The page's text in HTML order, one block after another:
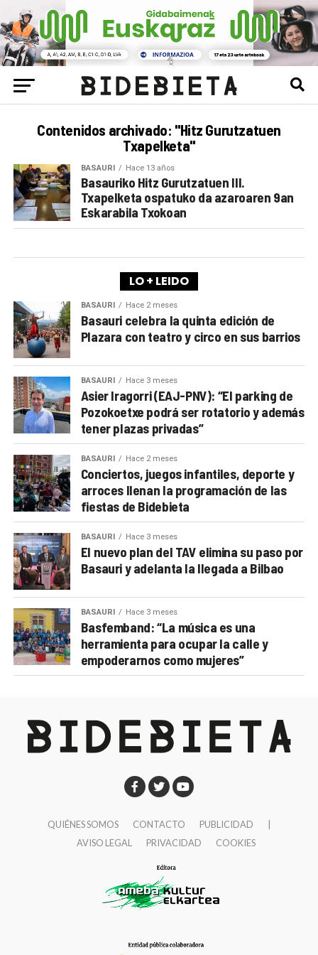
Contenidos archivado: "Hitz Gurutzatuen
Txapelketa"
BASAURI Hace 13 años
Basauriko Hitz Gurutzatuen III.
Txapelketa ospatuko da azaroaren 9an
Eskarabila Txokoan
LO + LEIDO
BASAURI Hace 2 meses
Basauri celebra la quinta edición de
Plazara con teatro y circo en sus barrios
BASAURI Hace 3 meses
Asier Iragorri (EAJ-PNV): “El parking de
Pozokoetxe podrá ser rotatorio y además
tener plazas privadas”
BASAURI Hace 2 meses
Conciertos, juegos infantiles, deporte y
arroces llenan la programación de las
fiestas de Bidebieta
BASAURI Hace 3 meses
El nuevo plan del TAV elimina su paso por
Basauri y adelanta la llegada a Bilbao
BASAURI Hace 3 meses
Basfemband: “La música es una
herramienta para ocupar la calle y
empoderarnos como mujeres”
QUIÉNES SOMOS CONTACTO PUBLICIDAD
AVISO LEGAL
PRIVACIDAD COOKIES